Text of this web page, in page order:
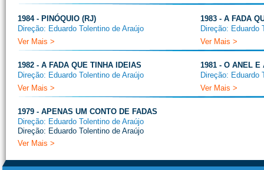
1984 - PINÓQUIO (RJ)
Direção: Eduardo Tolentino de Araújo
Ver Mais >
1983 - A FADA
Direção: Eduardo
Ver Mais >
1982 - A FADA QUE TINHA IDEIAS
Direção: Eduardo Tolentino de Araújo
Ver Mais >
1981 - O ANEL E
Direção: Eduardo
Ver Mais >
1979 - APENAS UM CONTO DE FADAS
Direção: Eduardo Tolentino de Araújo
Direção: Eduardo Tolentino de Araújo
Ver Mais >